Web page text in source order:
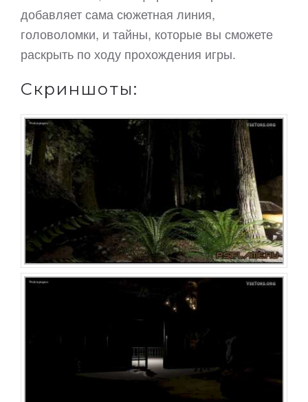
добавляет сама сюжетная линия,
головоломки, и тайны, которые вы сможете
раскрыть по ходу прохождения игры.
Скриншоты: